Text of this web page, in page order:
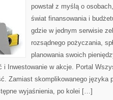
powstał z myślą o
świat finansowania i
gdzie w jednym serwisie
rozsądnego pożyczania,
planowania swoich
i Inwestowanie w akcje. Portal
Zamiast skomplikowanego języka
wyjaśnienia, po kolei […]